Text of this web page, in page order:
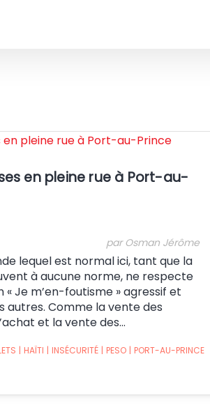
Crédit:
en pleine rue à Port-au-
par Osman Jérôme
lequel est normal ici, tant que la
à aucune norme, ne respecte
Je m’en-foutisme » agressif et
autres. Comme la vente des
et la vente des…
| HAÏTI | INSÉCURITÉ | PESO | PORT-AU-PRINCE